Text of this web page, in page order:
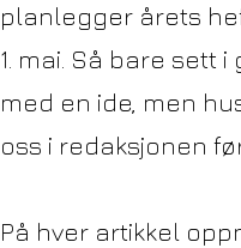
planlegger årets
1. mai. Så bare sett
med en ide, men
oss i redaksjonen
På hver artikkel